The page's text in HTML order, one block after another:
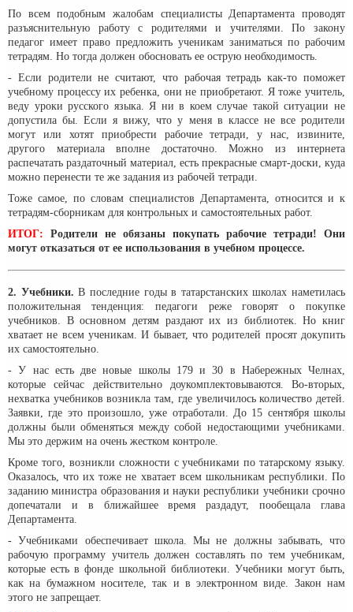
По всем подобным жалобам специалисты Департамента проводят
разъяснительную работу с родителями и учителями. По закону
педагог имеет право предложить ученикам заниматься по рабочим
тетрадям. Но тогда должен обосновать ее острую необходимость.
- Если родители не считают, что рабочая тетрадь как-то поможет
учебному процессу их ребенка, они не приобретают. Я тоже учитель,
веду уроки русского языка. Я ни в коем случае такой ситуации не
допустила бы. Если я вижу, что у меня в классе не все родители
могут или хотят приобрести рабочие тетради, у нас, извините,
другого материала вполне достаточно. Можно из интернета
распечатать раздаточный материал, есть прекрасные смарт-доски, куда
можно перенести те же задания из рабочей тетради.
Тоже самое, по словам специалистов Департамента, относится и к
тетрадям-сборникам для контрольных и самостоятельных работ.
ИТОГ:
Родители не обязаны покупать рабочие тетради! Они
могут отказаться от ее использования в учебном процессе.
2. Учебники. В последние годы в татарстанских школах наметилась
положительная тенденция: педагоги реже говорят о покупке
учебников. В основном детям раздают их из библиотек. Но книг
хватает не всем ученикам. И бывает, что родителей просят докупить
их самостоятельно.
- У нас есть две новые школы 179 и 30 в Набережных Челнах,
которые сейчас действительно доукомплектовываются. Во-вторых,
нехватка учебников возникла там, где увеличилось количество детей.
Заявки, где это произошло, уже отработали. До 15 сентября школы
должны были обменяться между собой недостающими учебниками.
Мы это держим на очень жестком контроле.
Кроме того, возникли сложности с учебниками по татарскому языку.
Оказалось, что их тоже не хватает всем школьникам республики. По
заданию министра образования и науки республики учебники срочно
допечатали и в ближайшее время раздадут, пообещала глава
Департамента.
- Учебниками обеспечивает школа. Мы не должны забывать, что
рабочую программу учитель должен составлять по тем учебникам,
которые есть в фонде школьной библиотеки. Учебники могут быть,
как на бумажном носителе, так и в электронном виде. Закон нам
этого не запрещает.